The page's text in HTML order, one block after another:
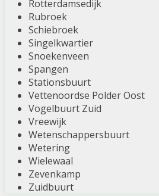
Rotterdamsedijk
Rubroek
Schiebroek
Singelkwartier
Snoekenveen
Spangen
Stationsbuurt
Vettenoordse Polder Oost
Vogelbuurt Zuid
Vreewijk
Wetenschappersbuurt
Wetering
Wielewaal
Zevenkamp
Zuidbuurt